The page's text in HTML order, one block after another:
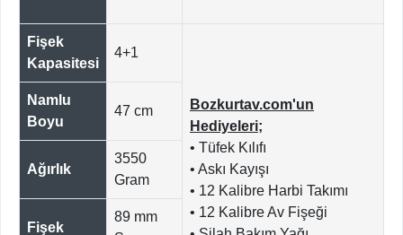
Fişek
Kapasitesi
4+1
Bozkurtav.com'un
Hediyeleri;
• Tüfek Kılıfı
• Askı Kayışı
• 12 Kalibre Harbi Takımı
• 12 Kalibre Av Fişeği
Namlu
Boyu
47 cm
Ağırlık
3550
Gram
Fişek
89 mm